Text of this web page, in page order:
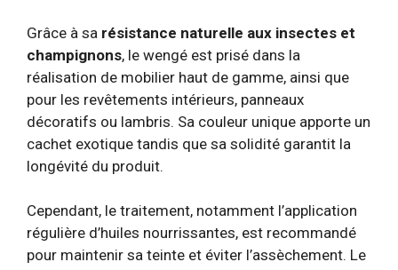
Grâce à sa résistance naturelle aux insectes et
champignons, le wengé est prisé dans la
réalisation de mobilier haut de gamme, ainsi que
pour les revêtements intérieurs, panneaux
décoratifs ou lambris. Sa couleur unique apporte un
cachet exotique tandis que sa solidité garantit la
longévité du produit.
Cependant, le traitement, notamment l’application
régulière d’huiles nourrissantes, est recommandé
pour maintenir sa teinte et éviter l’assèchement. Le